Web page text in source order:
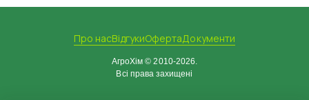
найчастіше мешкають польовий і сітчастий слимак. Через
харчуються картоплею, морквою, буряком, знищуючи
псують овочі своїм слизом, що призводить до їх загнивання.
Про насВідгукиОфертаДокументи
АгроХім © 2010-2026.
Всі права захищені